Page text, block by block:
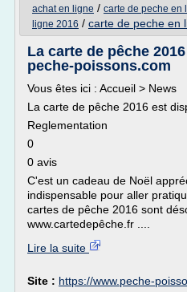
achat en ligne / carte de peche en
ligne 2016 / carte de peche en
La carte de pêche
peche-poissons.com
Vous êtes ici : Accueil > News
La carte de pêche 2016 est
Reglementation
0
0 avis
C'est un cadeau de Noël
indispensable pour aller
cartes de pêche 2016 sont
www.cartedepêche.fr ....
Lire la suite
Site : https://www.peche-